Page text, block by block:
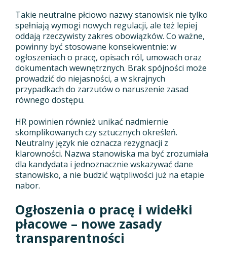
Takie neutralne płciowo nazwy stanowisk nie tylko
spełniają wymogi nowych regulacji, ale też lepiej
oddają rzeczywisty zakres obowiązków. Co ważne,
powinny być stosowane konsekwentnie: w
ogłoszeniach o pracę, opisach ról, umowach oraz
dokumentach wewnętrznych. Brak spójności może
prowadzić do niejasności, a w skrajnych
przypadkach do zarzutów o naruszenie zasad
równego dostępu.
HR powinien również unikać nadmiernie
skomplikowanych czy sztucznych określeń.
Neutralny język nie oznacza rezygnacji z
klarowności. Nazwa stanowiska ma być zrozumiała
dla kandydata i jednoznacznie wskazywać dane
stanowisko, a nie budzić wątpliwości już na etapie
nabor.
Ogłoszenia o pracę i widełki
płacowe – nowe zasady
transparentności